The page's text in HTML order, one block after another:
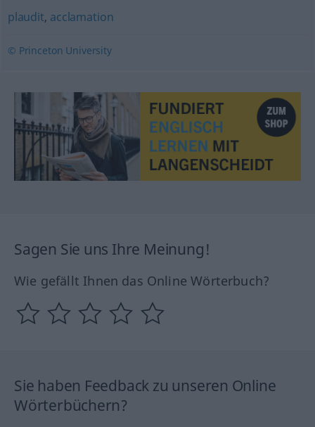
plaudit, acclamation
© Princeton University
Sagen Sie uns Ihre Meinung!
Wie gefällt Ihnen das Online Wörterbuch?
Sie haben Feedback zu unseren Online
Wörterbüchern?